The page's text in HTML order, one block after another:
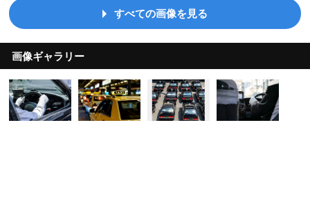
すべての画像を見る
画像ギャラリー